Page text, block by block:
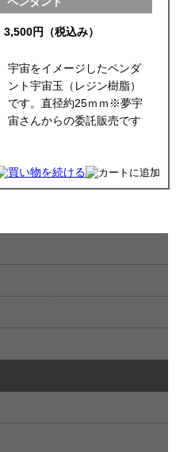
3,500円（税込み）
宇宙をイメージしたペンダ
ント宇宙玉（レジン樹脂）
です。直径約25ｍｍ※夢宇
宙さんからの委託販売です